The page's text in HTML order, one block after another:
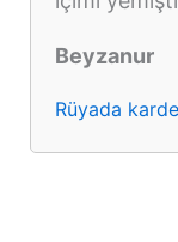
Beyzanur
Rüyada